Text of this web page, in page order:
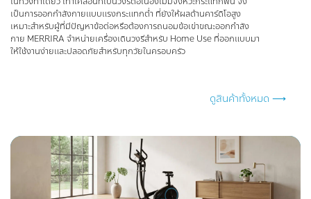
เป็นการออกกำลังกายแบบแรงกระแทกต่ำ ที่ยังให้ผลด้านคาร์ดิโอสูง
เหมาะสำหรับผู้ที่มีปัญหาข้อต่อหรือต้องการถนอมข้อเข่าขณะออกกำลัง
กาย MERRIRA จำหน่ายเครื่องเดินวงรีสำหรับ Home Use ที่ออกแบบมา
ให้ใช้งานง่ายและปลอดภัยสำหรับทุกวัยในครอบครัว
ดูสินค้าทั้งหมด ⟶